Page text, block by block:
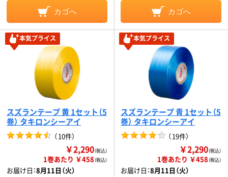
カゴへ カゴへ
本気プライス
スズランテープ 黄 1セット（5
巻） タキロンシーアイ
（10件）
￥2,290（税込）
1巻あたり ￥458（税込）
お届け日：8月11日（火）
本気プライス
スズランテープ 青 1セット（5
巻） タキロンシーアイ
（19件）
￥2,290（税込）
1巻あたり ￥458（税込）
お届け日：8月11日（火）